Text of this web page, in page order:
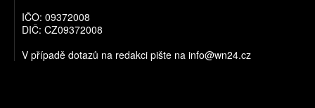
IČO: 09372008
DIČ: CZ09372008
V případě dotazů na redakci pište na info@wn24.cz